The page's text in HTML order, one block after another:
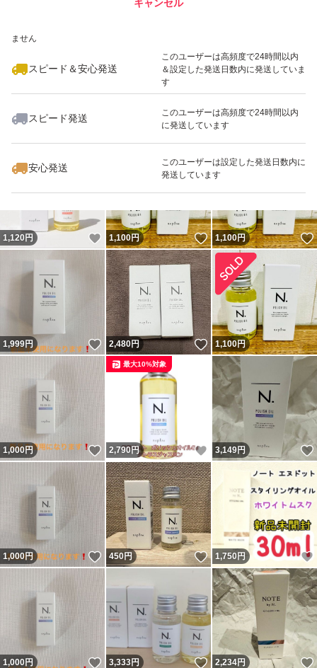
ません
スピード＆安心発送
このユーザーは高頻度で24時間以内
＆設定した発送日数内に発送していま
す
スピード発送
このユーザーは高頻度で24時間以内
に発送しています
安心発送
このユーザーは設定した発送日数内に
発送しています
キャンセル
いいね！
2,999
1,120 円 いいね！
1,100円 いいね！
1,100円
1,999円 いいね！
2,480円 いいね！
1,100円
1,000円 いいね！
2,790円 いいね！
最大10%対象
3,149円
1,000円 いいね！
450円 いいね！
1,750円
1,000円 いいね！
3,333円 いいね！
2,234円